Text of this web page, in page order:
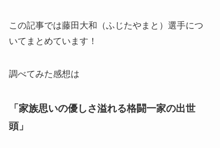
この記事では藤田大和（ふじたやまと）選手につ
いてまとめています！
調べてみた感想は
「家族思いの優しさ溢れる格闘一家の出世
頭」